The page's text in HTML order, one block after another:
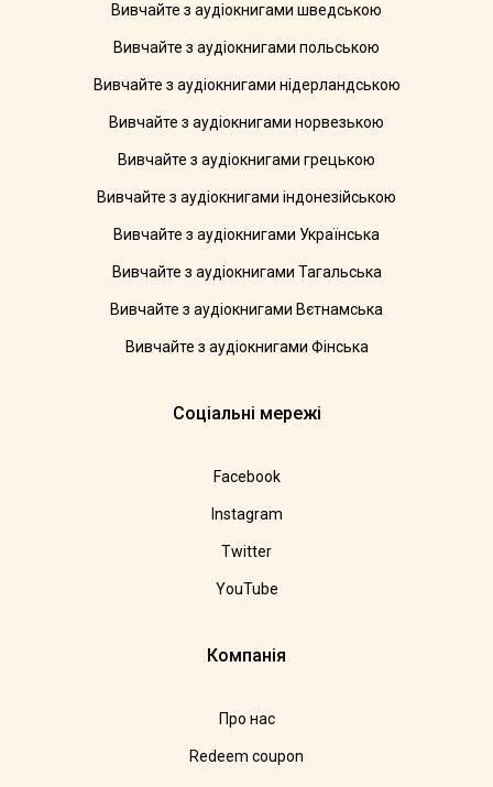
Вивчайте з аудіокнигами шведською
Вивчайте з аудіокнигами польською
Вивчайте з аудіокнигами нідерландською
Вивчайте з аудіокнигами норвезькою
Вивчайте з аудіокнигами грецькою
Вивчайте з аудіокнигами індонезійською
Вивчайте з аудіокнигами Українська
Вивчайте з аудіокнигами Тагальська
Вивчайте з аудіокнигами Вєтнамська
Вивчайте з аудіокнигами Фінська
Соціальні мережі
Facebook
Instagram
Twitter
YouTube
Компанія
Про нас
Redeem coupon